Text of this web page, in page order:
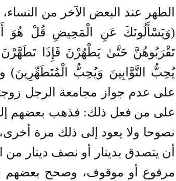
الطهر عند البعض الآخر من
(وَيَسْأَلُونَكَ عَنِ الْمَحِيضِ قُلْ هُوَ
تَقْرَبُوهُنَّ حَتَّىٰ يَطْهُرْنَ فَإِذَا
يُحِبُّ التَّوَّابِينَ وَيُحِبُّ الْمُتَطَهِّرِينَ)
على عدم جواز مجامعة الرجل
على من فعل ذلك: فذهب بعضهم
نصوحا ولا يعود إلى ذلك مرة
أن يتصدق بدينار أو نصف دينار
مرفوع أو موقوف، وصحح بعضهم